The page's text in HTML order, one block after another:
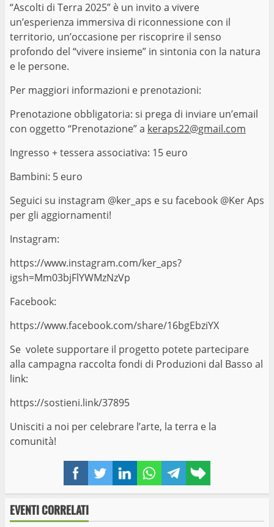
FacebookTwitterLinkedInWhatsAppTelegram
link
“Ascolti di Terra 2025” è un invito a vivere
un’esperienza immersiva di riconnessione con il
territorio, un’occasione per riscoprire il senso
profondo del “vivere insieme” in sintonia con la natura
e le persone.
Per maggiori informazioni e prenotazioni:
Prenotazione obbligatoria: si prega di inviare un’email
con oggetto “Prenotazione” a keraps22@gmail.com
Ingresso + tessera associativa: 15 euro
Bambini: 5 euro
Seguici su instagram @ker_aps e su facebook @Ker Aps
per gli aggiornamenti!
Instagram:
https://www.instagram.com/ker_aps?
igsh=Mm03bjFlYWMzNzVp
Facebook:
https://www.facebook.com/share/16bgEbziYX
Se volete supportare il progetto potete partecipare
alla campagna raccolta fondi di Produzioni dal Basso al
link:
https://sostieni.link/37895
Unisciti a noi per celebrare l’arte, la terra e la
comunità!
EVENTI CORRELATI